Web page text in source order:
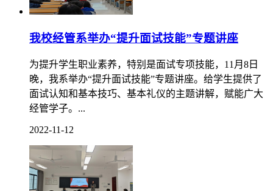
我校经管系举办“提升面试技能”专题讲座
为提升学生职业素养，特别是面试专项技能，11月8日
晚，我系举办“提升面试技能”专题讲座。给学生提供了
面试认知和基本技巧、基本礼仪的主题讲解，赋能广大
经管学子。...
2022-11-12